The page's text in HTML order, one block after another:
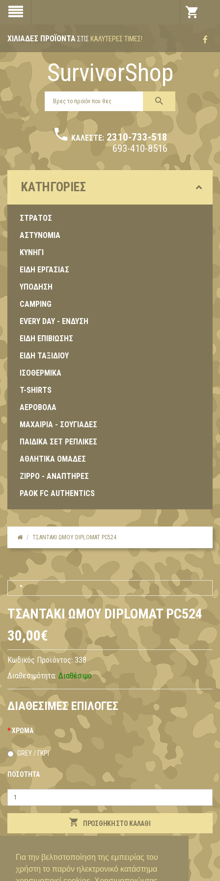
Για την βελτιστοποίηση της εμπειρίας του
χρήστη το παρόν ηλεκτρονικό κατάστημα
ΧΙΛΙΆΔΕΣ ΠΡΟΪΌΝΤΑΣΤΙΣ ΚΑΛΎΤΕΡΕΣ ΤΙΜΈΣ!
SurvivorShop
ΚΑΛΈΣΤΕ: 2310-733-518
693-410-8516
ΚΑΤΗΓΟΡΊΕΣ
ΣΤΡΑΤΟΣ
ΑΣΤΥΝΟΜΙΑ
ΚΥΝΗΓΙ
ΕΙΔΗ ΕΡΓΑΣΙΑΣ
ΥΠΟΔΗΣΗ
CAMPING
EVERY DAY - ΕΝΔΥΣΗ
ΕΙΔΗ ΕΠΙΒΙΩΣΗΣ
ΕΙΔΗ ΤΑΞΙΔΙΟΥ
ΙΣΟΘΕΡΜΙΚΑ
T-SHIRTS
ΑΕΡΟΒΟΛΑ
ΜΑΧΑΙΡΙΑ - ΣΟΥΓΙΑΔΕΣ
ΠΑΙΔΙΚΑ ΣΕΤ ΡΕΠΛΙΚΕΣ
ΑΘΛΗΤΙΚΑ ΟΜΑΔΕΣ
ZIPPO - ΑΝΑΠΤΗΡΕΣ
PAOK FC AUTHENTICS
ΤΣΑΝΤΆΚΙ ΏΜΟΥ DIPLOMAT PC524
ΤΣΑΝΤΆΚΙ ΏΜΟΥ DIPLOMAT PC524
30,00€
Κωδικός Προϊόντος: 338
Διαθεσιμότητα: Διαθέσιμο
ΔΙΑΘΈΣΙΜΕΣ ΕΠΙΛΟΓΈΣ
ΧΡΏΜΑ
GREY / ΓΚΡΙ
ΠΟΣΌΤΗΤΑ
ΠΡΟΣΘΉΚΗ ΣΤΟ ΚΑΛΆΘΙ
ΠΕΡΙΓΡΑΦΉ